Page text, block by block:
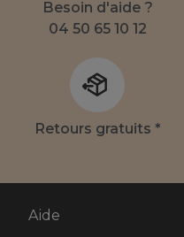
Besoin d'aide ?
04 50 65 10 12
Retours gratuits *
Aide